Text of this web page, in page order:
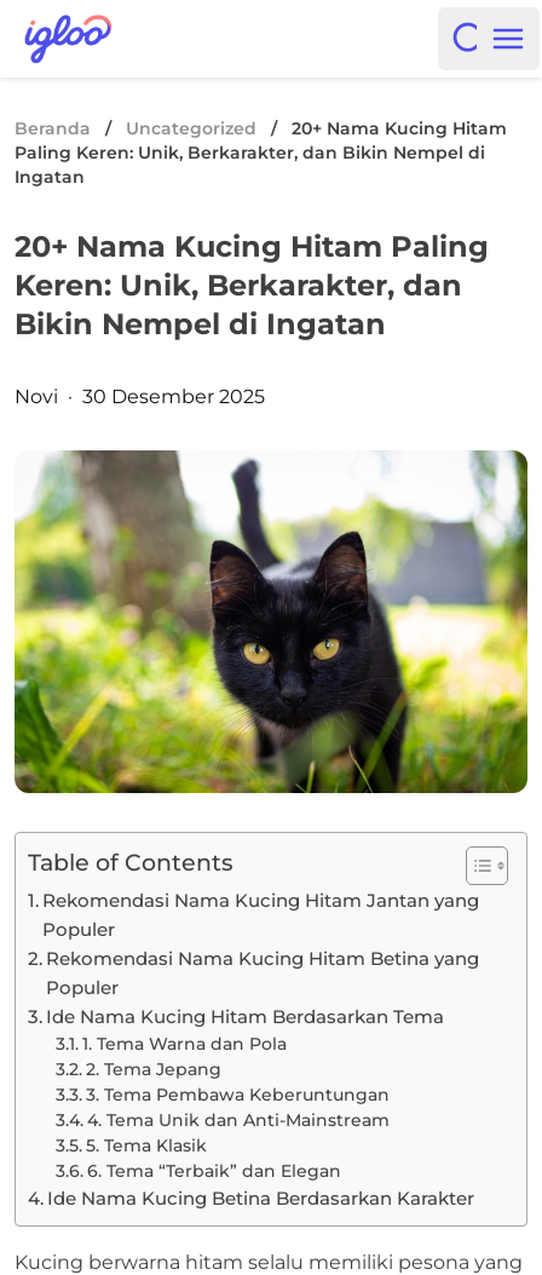
Skip to content
Igloo Blog
Open
Beranda / Uncategorized /
20+ Nama Kucing Hitam
Paling Keren: Unik, Berkarakter, dan Bikin Nempel di
Ingatan
20+ Nama Kucing Hitam Paling
Keren: Unik, Berkarakter, dan
Bikin Nempel di Ingatan
Posted by
Novi · 30 Desember 2025
Table of Contents
Rekomendasi Nama Kucing Hitam Jantan yang
Populer
Rekomendasi Nama Kucing Hitam Betina yang
Populer
Ide Nama Kucing Hitam Berdasarkan Tema
1. Tema Warna dan Pola
2. Tema Jepang
3. Tema Pembawa Keberuntungan
4. Tema Unik dan Anti-Mainstream
5. Tema Klasik
6. Tema “Terbaik” dan Elegan
Ide Nama Kucing Betina Berdasarkan Karakter
Kucing berwarna hitam selalu memiliki pesona yang